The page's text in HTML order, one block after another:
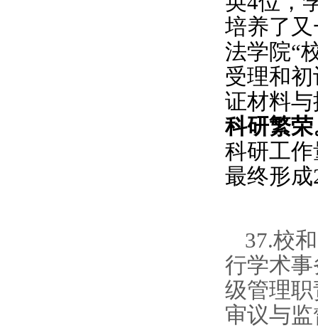
培养了
法学院“
受理和
证材料
科研繁荣
科研工
最终形
37.校
行学术
级管理
审议与